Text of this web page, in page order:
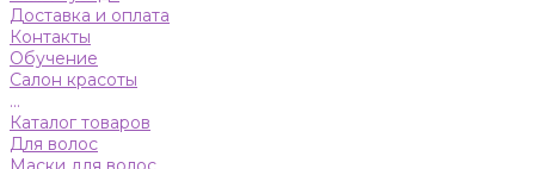
Доставка и оплата
Контакты
Обучение
Салон красоты
...
Каталог товаров
Для волос